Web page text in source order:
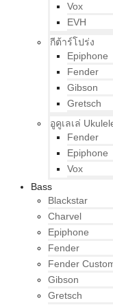
Vox
EVH
กีต้าร์โปร่ง
Epiphone
Fender
Gibson
Gretsch
อูคูเลเล่
Fender
Epiphone
Vox
Bass
Blackstar
Charvel
Epiphone
Fender
Fender
Gibson
Gretsch